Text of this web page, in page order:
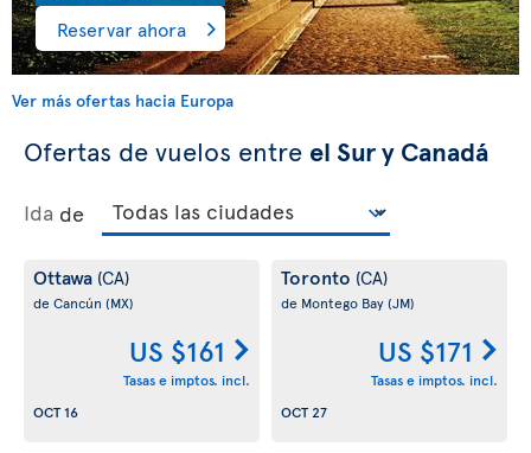
Reservar ahora
Ver más ofertas hacia Europa
Ofertas de vuelos entre el Sur y Canadá
Ida de
Ottawa (CA)
de Cancún (MX)
US $161
Tasas e imptos. incl.
OCT 16
Toronto (CA)
de Montego Bay(JM)
US $171
Tasas e imptos. incl.
OCT 27